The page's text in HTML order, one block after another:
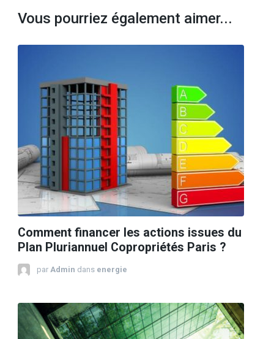
Vous pourriez également aimer...
Comment financer les actions issues du
Plan Pluriannuel Copropriétés Paris ?
par Admin dans energie